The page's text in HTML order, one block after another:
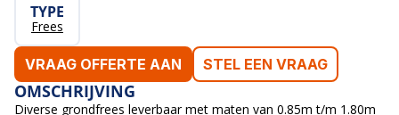
TYPE
Frees
VRAAG OFFERTE AAN STEL EEN VRAAG
OMSCHRIJVING
Diverse grondfrees leverbaar met maten van 0.85m t/m 1.80m